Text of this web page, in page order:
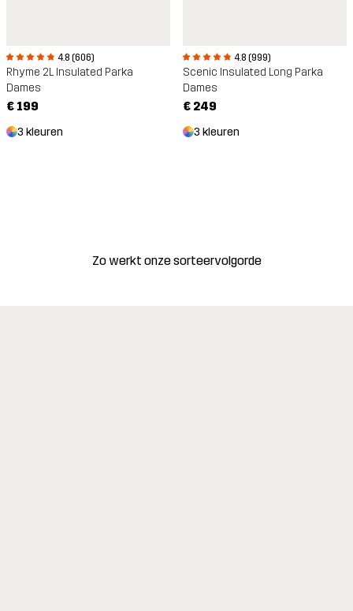
4.8 (606)
Rhyme 2L Insulated Parka
Dames
€ 199
3 kleuren
4.8 (999)
Scenic Insulated Long Parka
Dames
€ 249
3 kleuren
Zo werkt onze sorteervolgorde